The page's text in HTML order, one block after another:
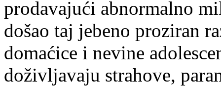
prodavajući abnormalno
došao taj jebeno proziran
domaćice i nevine
doživljavaju strahove,